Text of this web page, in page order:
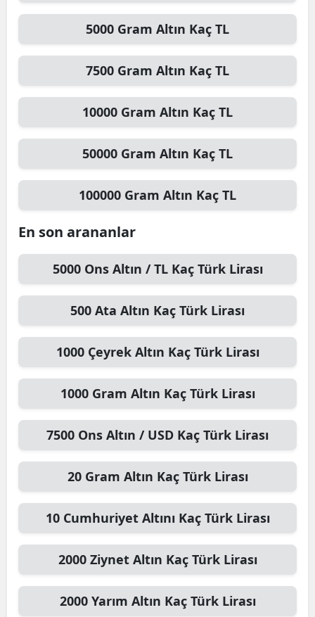
5000 Gram Altın Kaç TL
7500 Gram Altın Kaç TL
10000 Gram Altın Kaç TL
50000 Gram Altın Kaç TL
100000 Gram Altın Kaç TL
En son arananlar
5000 Ons Altın / TLKaç Türk Lirası
500 Ata Altın Kaç Türk Lirası
1000 Çeyrek Altın Kaç Türk Lirası
1000 Gram Altın Kaç Türk Lirası
7500 Ons Altın / USD Kaç Türk Lirası
20 Gram Altın Kaç Türk Lirası
10 Cumhuriyet Altını Kaç Türk Lirası
2000 Ziynet Altın Kaç Türk Lirası
2000 Yarım Altın Kaç Türk Lirası